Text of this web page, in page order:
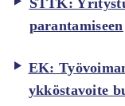
STTK:
parantamiseen
EK:
ykköstavoite